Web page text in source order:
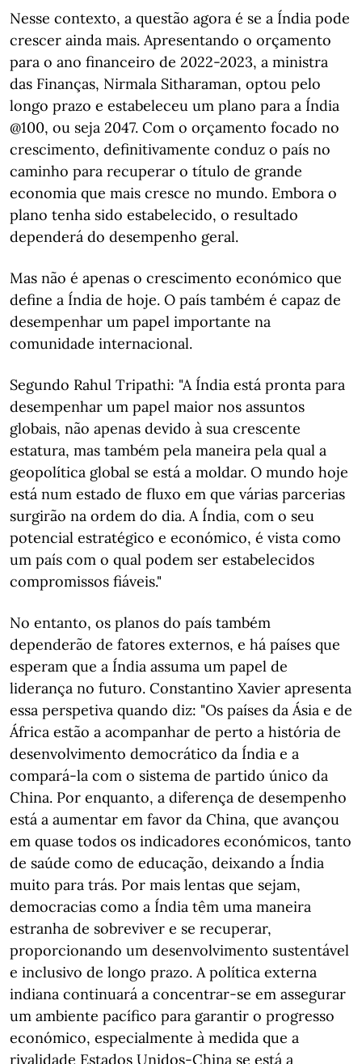
Nesse contexto, a questão agora é se a Índia pode
crescer ainda mais. Apresentando o orçamento
para o ano financeiro de 2022-2023, a ministra
das Finanças, Nirmala Sitharaman, optou pelo
longo prazo e estabeleceu um plano para a Índia
@100, ou seja 2047. Com o orçamento focado no
crescimento, definitivamente conduz o país no
caminho para recuperar o título de grande
economia que mais cresce no mundo. Embora o
plano tenha sido estabelecido, o resultado
dependerá do desempenho geral.
Mas não é apenas o crescimento económico que
define a Índia de hoje. O país também é capaz de
desempenhar um papel importante na
comunidade internacional.
Segundo Rahul Tripathi: "A Índia está pronta para
desempenhar um papel maior nos assuntos
globais, não apenas devido à sua crescente
estatura, mas também pela maneira pela qual a
geopolítica global se está a moldar. O mundo hoje
está num estado de fluxo em que várias parcerias
surgirão na ordem do dia. A Índia, com o seu
potencial estratégico e económico, é vista como
um país com o qual podem ser estabelecidos
compromissos fiáveis."
No entanto, os planos do país também
dependerão de fatores externos, e há países que
esperam que a Índia assuma um papel de
liderança no futuro. Constantino Xavier apresenta
essa perspetiva quando diz: "Os países da Ásia e de
África estão a acompanhar de perto a história de
desenvolvimento democrático da Índia e a
compará-la com o sistema de partido único da
China. Por enquanto, a diferença de desempenho
está a aumentar em favor da China, que avançou
em quase todos os indicadores económicos, tanto
de saúde como de educação, deixando a Índia
muito para trás. Por mais lentas que sejam,
democracias como a Índia têm uma maneira
estranha de sobreviver e se recuperar,
proporcionando um desenvolvimento sustentável
e inclusivo de longo prazo. A política externa
indiana continuará a concentrar-se em assegurar
um ambiente pacífico para garantir o progresso
económico, especialmente à medida que a
rivalidade Estados Unidos-China se está a